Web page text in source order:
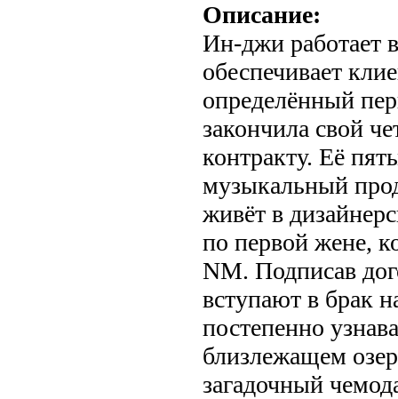
Описание:
Ин-джи работает
обеспечивает
определённый
закончила свой
контракту. Её
музыкальный
живёт в
по первой жене,
NM. Подписав
вступают в брак
постепенно
близлежащем
загадочный